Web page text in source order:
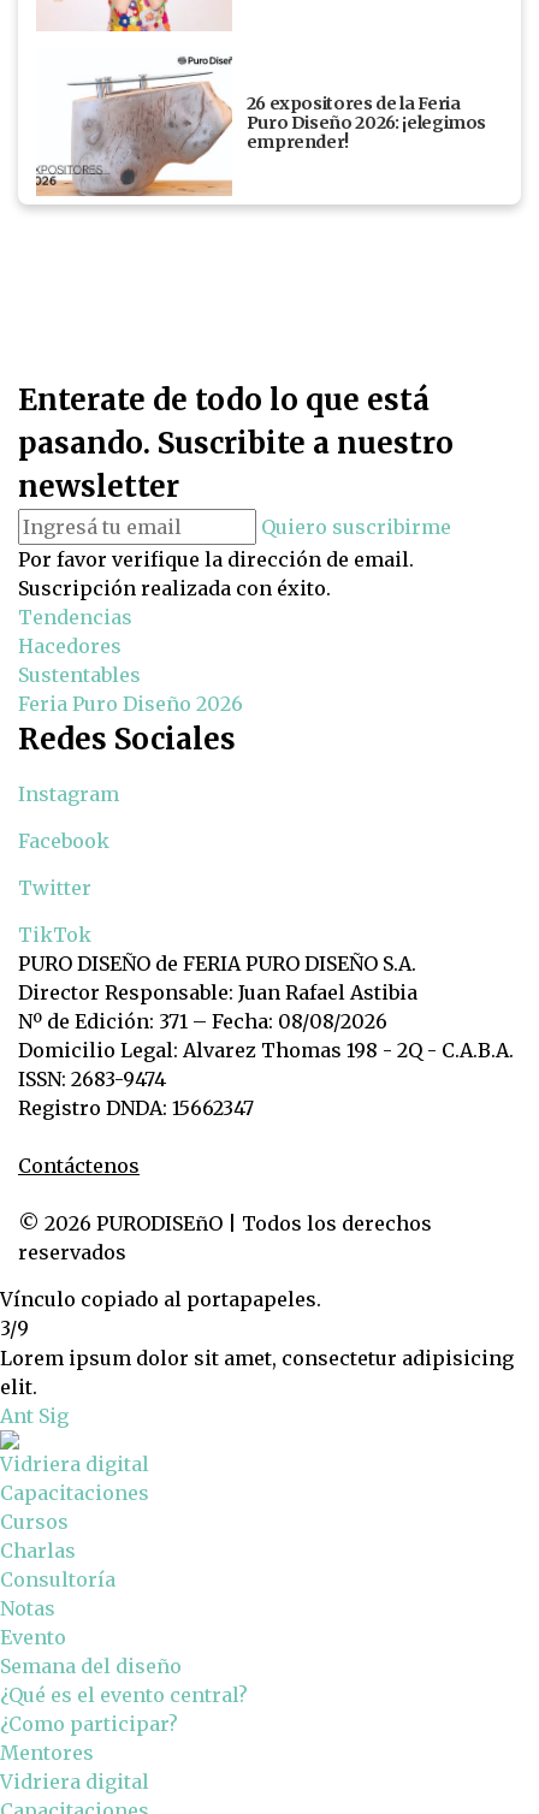
26 expositores de la Feria
Puro Diseño 2026: ¡elegimos
emprender!
Enterate de todo lo que está
pasando. Suscribite a nuestro
newsletter
Quiero suscribirme
Por favor verifique la dirección de email.
Suscripción realizada con éxito.
Tendencias
Hacedores
Sustentables
Feria Puro Diseño 2026
Redes Sociales
Instagram
Facebook
Twitter
TikTok
PURO DISEÑO de FERIA PURO DISEÑO S.A.
Director Responsable: Juan Rafael Astibia
Nº de Edición: 371 – Fecha: 08/08/2026
Domicilio Legal: Alvarez Thomas 198 - 2Q - C.A.B.A.
ISSN: 2683-9474
Registro DNDA: 15662347
Contáctenos
© 2026 PURODISEñO | Todos los derechos
reservados
Vínculo copiado al portapapeles.
3/9
Lorem ipsum dolor sit amet, consectetur adipisicing
elit.
Ant Sig
Vidriera digital
Capacitaciones
Cursos
Charlas
Consultoría
Notas
Evento
Semana del diseño
¿Qué es el evento central?
¿Como participar?
Mentores
Vidriera digital